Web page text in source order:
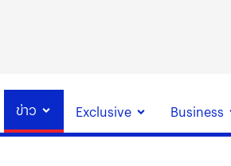
ข่าว Exclusive Business